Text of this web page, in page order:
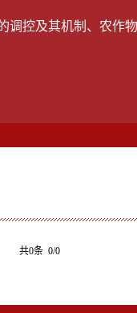
调控及其机制、农作
共0条 0/0